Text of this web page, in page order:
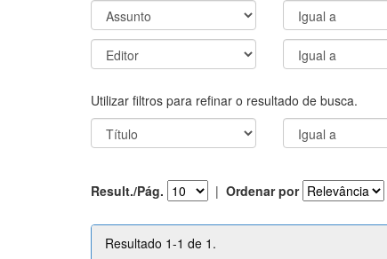
Utilizar filtros para refinar o resultado de busca.
Result./Pág. | Ordenar por
Resultado 1-1 de 1.